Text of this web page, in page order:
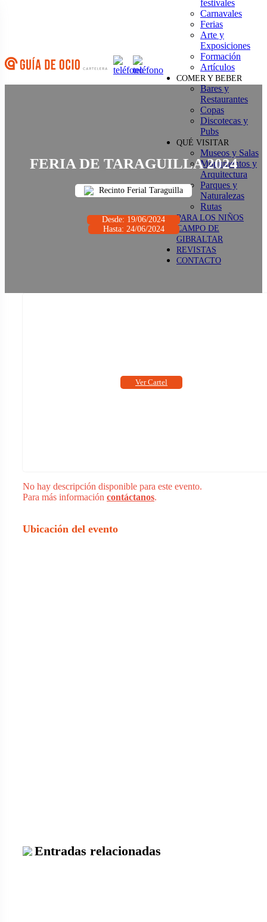
festivales
Carnavales
Ferias
Arte y
Exposiciones
Formación
Artículos
COMER Y BEBER
Bares y
Restaurantes
Copas
Discotecas y
Pubs
QUÉ VISITAR
Museos y Salas
Monumentos y
Arquitectura
Parques y
Naturalezas
Rutas
PARA LOS NIÑOS
CAMPO DE
GIBRALTAR
REVISTAS
CONTACTO
FERIA DE TARAGUILLA 2024
Recinto Ferial Taraguilla
Desde: 19/06/2024
Hasta: 24/06/2024
No hay descripción disponible para este evento.
Para más información contáctanos.
Ver Cartel
Ubicación del evento
Entradas relacionadas